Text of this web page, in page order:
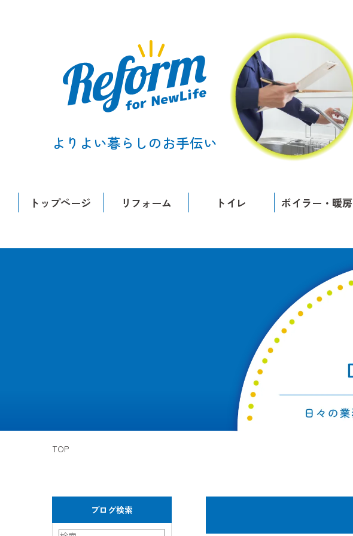
よりよい暮らしのお手伝い
トップページ リフォーム トイレ ボイラー・暖房
TOP
ブログ検索